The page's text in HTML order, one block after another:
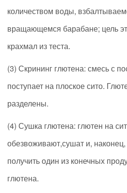
количеством воды,
вращающемся барабане; цель
крахмал из теста.
(3) Скрининг глютена: смесь с
поступает на плоское сито.
разделены.
(4) Сушка глютена: глютен на
обезвоживают,сушат и,
получить один из конечных
глютена.